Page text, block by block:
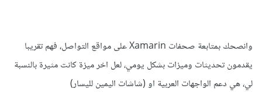
وانصحك بمتابعة صحفات Xamarin على مواقع التواصل، فهم تقريبا
يقدمون تحديثات وميزات بشكل يومي، لعل اخر ميزة كانت مثيرة بالنسبة
لي، هي دعم الواجهات العربية او (شاشات اليمين لليسار)